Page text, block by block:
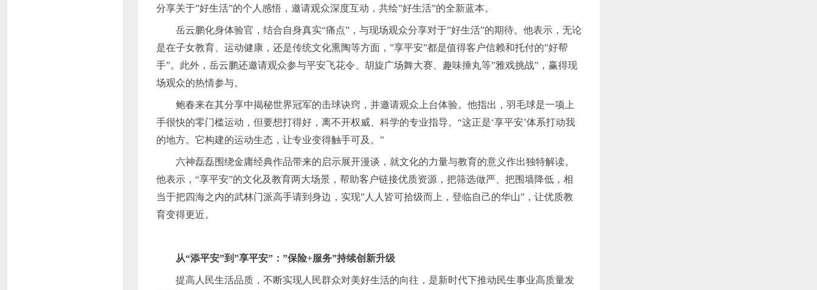
分享关于”好生活”的个人感悟，邀请观众深度互动，共绘”好生活”的全新蓝本。
岳云鹏化身体验官，结合自身真实“痛点”，与现场观众分享对于”好生活”的期待。他表示，无论
是在子女教育、运动健康，还是传统文化熏陶等方面，”享平安”都是值得客户信赖和托付的”好帮
手”。此外，岳云鹏还邀请观众参与平安飞花令、胡旋广场舞大赛、趣味捶丸等”雅戏挑战”，赢得现
场观众的热情参与。
鲍春来在其分享中揭秘世界冠军的击球诀窍，并邀请观众上台体验。他指出，羽毛球是一项上
手很快的零门槛运动，但要想打得好，离不开权威、科学的专业指导。 “这正是‘享平安’体系打动我
的地方。它构建的运动生态，让专业变得触手可及。”
六神磊磊围绕金庸经典作品带来的启示展开漫谈，就文化的力量与教育的意义作出独特解读。
他表示， “享平安”的文化及教育两大场景，帮助客户链接优质资源，把筛选做严、把围墙降低，相
当于把四海之内的武林门派高手请到身边，实现”人人皆可拾级而上，登临自己的华山”，让优质教
育变得更近。
从“添平安”到”享平安”：”保险+服务”持续创新升级
提高人民生活品质，不断实现人民群众对美好生活的向往，是新时代下推动民生事业高质量发